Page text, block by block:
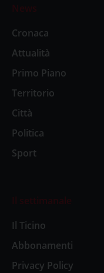
News
Cronaca
Attualità
Primo Piano
Territorio
Città
Politica
Sport
Il settimanale
Il Ticino
Abbonamenti
Privacy Policy